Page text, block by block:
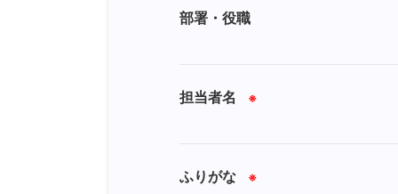
部署・役職
担当者名 ※
ふりがな ※